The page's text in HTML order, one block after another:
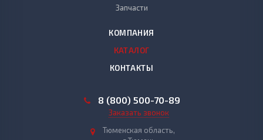
Запчасти
КОМПАНИЯ
КАТАЛОГ
КОНТАКТЫ
8 (800) 500-70-89
Заказать звонок
Тюменская область,